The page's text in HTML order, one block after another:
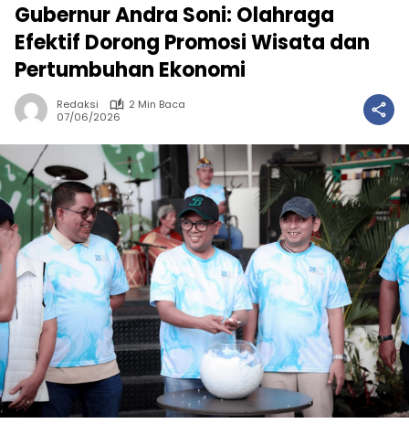
Gubernur Andra Soni: Olahraga
Efektif Dorong Promosi Wisata dan
Pertumbuhan Ekonomi
Redaksi
2 Min Baca
07/06/2026